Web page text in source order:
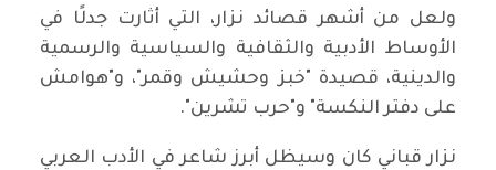
ولعل من أشهر قصائد نزار، التي أثارت جدلًا في
الأوساط الأدبية والثقافية والسياسية والرسمية
والدينية، قصيدة "خبز وحشيش وقمر"، و"هوامش
على دفتر النكسة" و"حرب تشرين".
نزار قباني كان وسيظل أبرز شاعر في الأدب العربي